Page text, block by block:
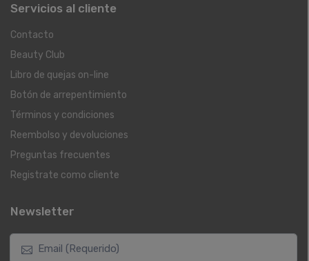
Servicios al cliente
Contacto
Beauty Club
Libro de quejas on-line
Botón de arrepentimiento
Términos y condiciones
Reembolso y devoluciones
Preguntas frecuentes
Registrate como cliente
Newsletter